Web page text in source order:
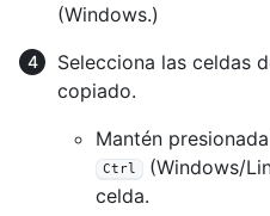
(Windows.)
Selecciona las celdas
copiado.
Mantén
Ctrl
(Windows/
celda.